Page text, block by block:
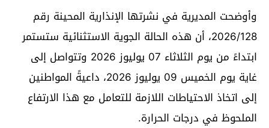
وأوضحت المديرية في نشرتها الإنذارية المحينة رقم
2026/128، أن هذه الحالة الجوية الاستثنائية ستستمر
ابتداءً من يوم الثلاثاء 07 يوليوز 2026 وتتواصل إلى
غاية يوم الخميس 09 يوليوز 2026، داعيةً المواطنين
إلى اتخاذ الاحتياطات اللازمة للتعامل مع هذا الارتفاع
الملحوظ في درجات الحرارة.